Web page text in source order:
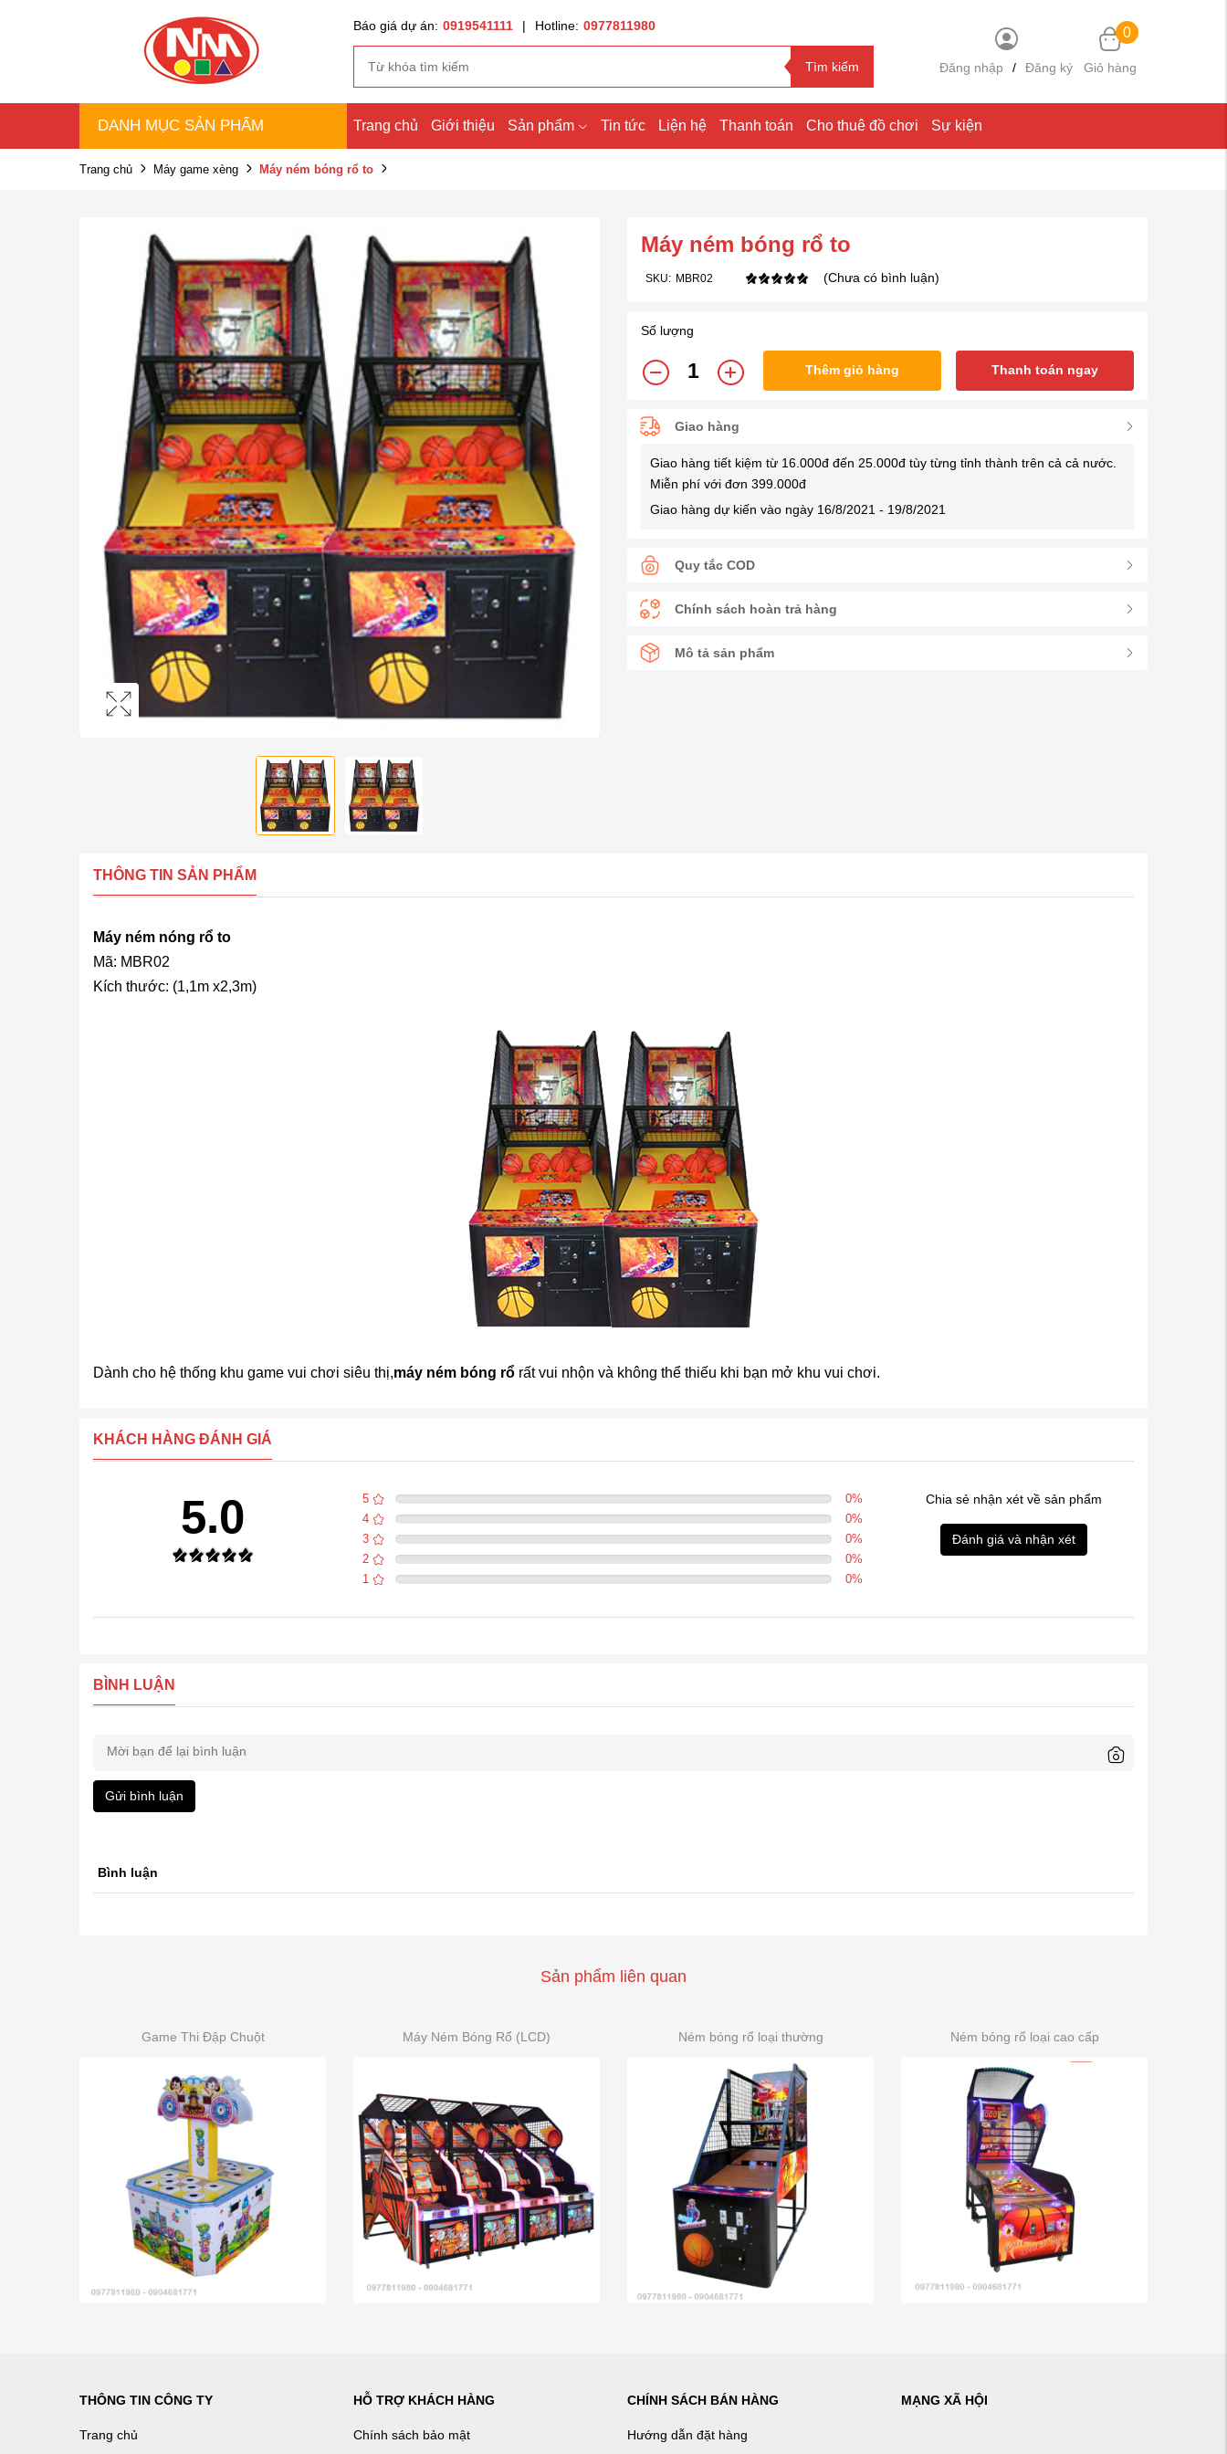
Báo giá dự án: 0919541111 | Hotline: 0977811980
Tìm kiếm Đăng nhập / Đăng ký
0
Giỏ hàng
DANH MỤC SẢN PHẨM Trang chủ Giới thiệu Sản phẩm Tin tức Liện hệ Thanh toán Cho thuê đồ chơi Sự kiện
Trang chủ Máy game xèng Máy ném bóng rổ to
Máy ném bóng rổ to
SKU: MBR02 (Chưa có bình luận)
Số lượng
Thêm giỏ hàng Thanh toán ngay
Giao hàng
Giao hàng tiết kiệm từ 16.000đ đến 25.000đ tùy từng tỉnh thành trên cả cả nước.
Miễn phí với đơn 399.000đ
Giao hàng dự kiến vào ngày 16/8/2021 - 19/8/2021
Quy tắc COD
Chính sách hoàn trả hàng
Mô tả sản phẩm
THÔNG TIN SẢN PHẨM
Máy ném nóng rổ to
Mã: MBR02
Kích thước: (1,1m x2,3m)
Dành cho hệ thống khu game vui chơi siêu thị,máy ném bóng rổ rất vui nhộn và không thể thiếu khi bạn mở khu vui chơi.
KHÁCH HÀNG ĐÁNH GIÁ
5.0 5 0%
4
0%
3
0%
2
0%
1
0%
Chia sẻ nhận xét về sản phẩm
Đánh giá và nhận xét
BÌNH LUẬN
Gửi bình luận
Bình luận
Sản phẩm liên quan
Game Thi Đập Chuột Máy Ném Bóng Rổ (LCD) Ném bóng rổ loại thường Ném bóng rổ loại cao cấp
THÔNG TIN CÔNG TY
Trang chủ
HỖ TRỢ KHÁCH HÀNG
Chính sách bảo mật
CHÍNH SÁCH BÁN HÀNG
Hướng dẫn đặt hàng
MẠNG XÃ HỘI